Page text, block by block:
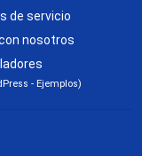
de servicio
nosotros
- Ejemplos)